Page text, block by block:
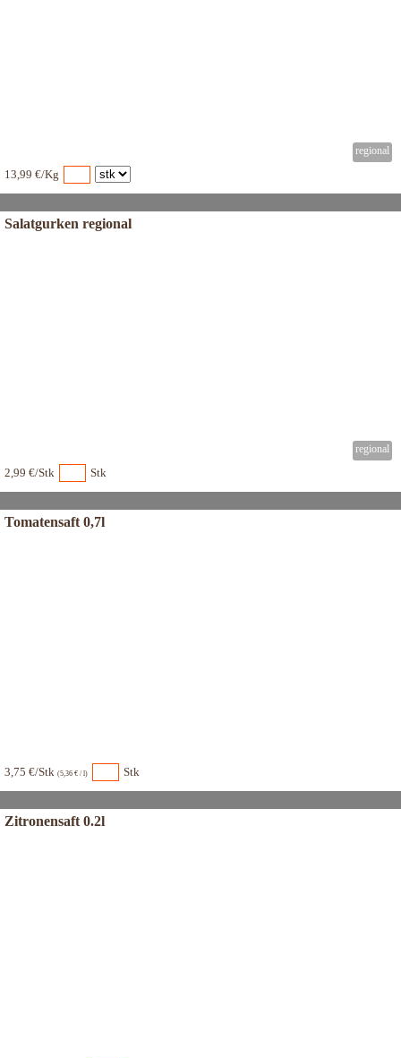
13,99 €/Kg
Salatgurken regional
2,99 €/Stk Stk
Tomatensaft 0,7l
3,75 €/Stk (5,36 € / l) Stk
Zitronensaft 0.2l